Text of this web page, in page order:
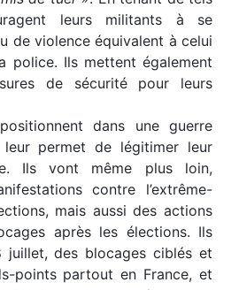
leurs militants à se
de violence équivalent à celui
police. Ils mettent également
de sécurité pour leurs
dans une guerre
permet de légitimer leur
Ils vont même plus loin,
contre l’extrême-
mais aussi des actions
après les élections. Ils
juillet, des blocages ciblés et
points partout en France, et